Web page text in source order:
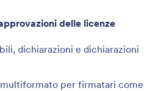
delle licenze
dichiarazioni e dichiarazioni
per firmatari come